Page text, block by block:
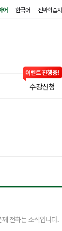
어 한국어 진짜학습지
수강신청
전하는 소식입니다.